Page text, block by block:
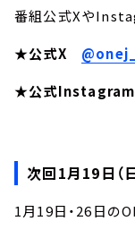
番組公式Xや
★公式X
★公式Instagram
次回1月19日（
1月19日・26日の